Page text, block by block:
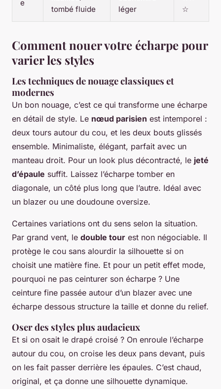
e
tombé fluide
léger
☆
Comment nouer votre écharpe pour
varier les styles
Les techniques de nouage classiques et
modernes
Un bon nouage, c’est ce qui transforme une écharpe
en détail de style. Le nœud parisien est intemporel :
deux tours autour du cou, et les deux bouts glissés
ensemble. Minimaliste, élégant, parfait avec un
manteau droit. Pour un look plus décontracté, le jeté
d’épaule suffit. Laissez l’écharpe tomber en
diagonale, un côté plus long que l’autre. Idéal avec
un blazer ou une doudoune oversize.
Certaines variations ont du sens selon la situation.
Par grand vent, le double tour est non négociable. Il
protège le cou sans alourdir la silhouette si on
choisit une matière fine. Et pour un petit effet mode,
pourquoi ne pas ceinturer son écharpe ? Une
ceinture fine passée autour d’un blazer avec une
écharpe dessous structure la taille et donne du relief.
Oser des styles plus audacieux
Et si on osait le drapé croisé ? On enroule l’écharpe
autour du cou, on croise les deux pans devant, puis
on les fait passer derrière les épaules. C’est chaud,
original, et ça donne une silhouette dynamique.